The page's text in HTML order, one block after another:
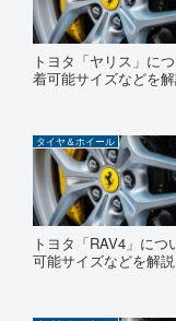
トヨタ「ヤリス」に
着可能サイズなどを
タイヤ＆ホイール
トヨタ「RAV4」に
可能サイズなどを解